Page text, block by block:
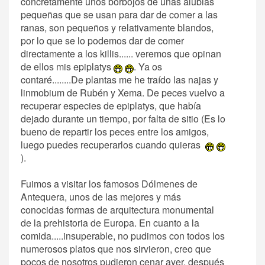
pequeñas que se usan para dar de comer a las
ranas, son pequeños y relativamente blandos,
por lo que se lo podemos dar de comer
directamente a los killis...... veremos que opinan
de ellos mis epiplatys
. Ya os
contaré........De plantas me he traído las najas y
linmobium de Rubén y Xema. De peces vuelvo a
recuperar especies de epiplatys, que había
dejado durante un tiempo, por falta de sitio (Es lo
bueno de repartir los peces entre los amigos,
luego puedes recuperarlos cuando quieras
).
Fuimos a visitar los famosos Dólmenes de
Antequera, unos de las mejores y más
conocidas formas de arquitectura monumental
de la prehistoria de Europa. En cuanto a la
comida.....insuperable, no pudimos con todos los
numerosos platos que nos sirvieron, creo que
pocos de nosotros pudieron cenar ayer, después